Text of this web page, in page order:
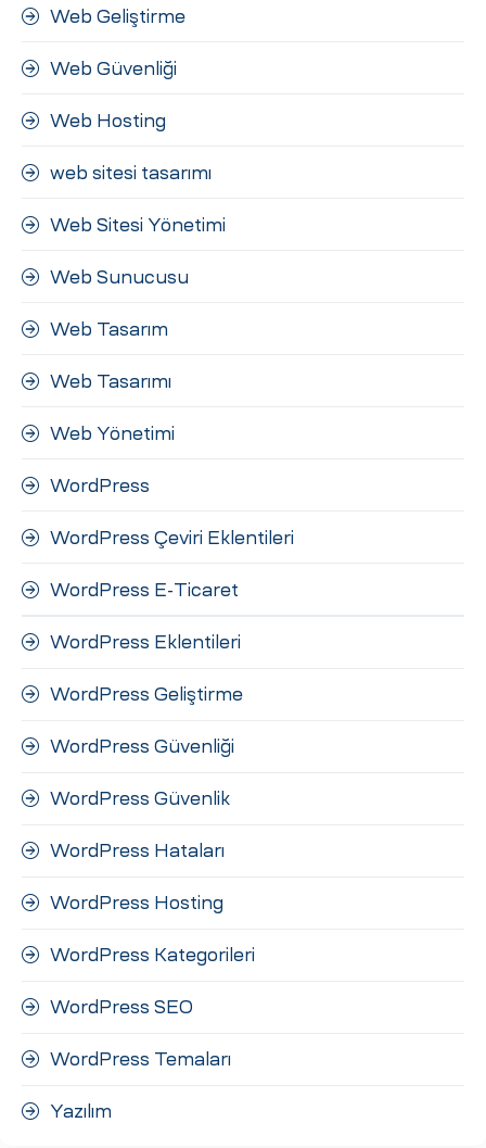
Web Geliştirme
Web Güvenliği
Web Hosting
web sitesi tasarımı
Web Sitesi Yönetimi
Web Sunucusu
Web Tasarım
Web Tasarımı
Web Yönetimi
WordPress
WordPress Çeviri Eklentileri
WordPress E-Ticaret
WordPress Eklentileri
WordPress Geliştirme
WordPress Güvenliği
WordPress Güvenlik
WordPress Hataları
WordPress Hosting
WordPress Kategorileri
WordPress SEO
WordPress Temaları
Yazılım